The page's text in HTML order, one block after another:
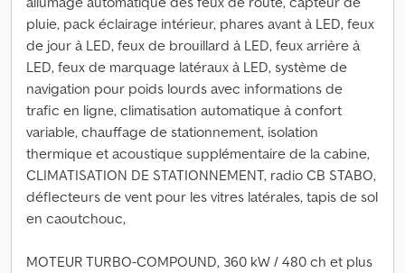
pluie, pack éclairage intérieur, phares avant à LED, feux
de jour à LED, feux de brouillard à LED, feux arrière à
LED, feux de marquage latéraux à LED, système de
navigation pour poids lourds avec informations de
trafic en ligne, climatisation automatique à confort
variable, chauffage de stationnement, isolation
thermique et acoustique supplémentaire de la cabine,
CLIMATISATION DE STATIONNEMENT, radio CB STABO,
déflecteurs de vent pour les vitres latérales, tapis de sol
en caoutchouc,
MOTEUR TURBO-COMPOUND, 360 kW / 480 ch et plus